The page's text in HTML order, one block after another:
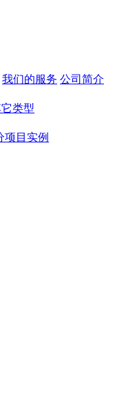
我们的服务 公司简介
类型
项目实例